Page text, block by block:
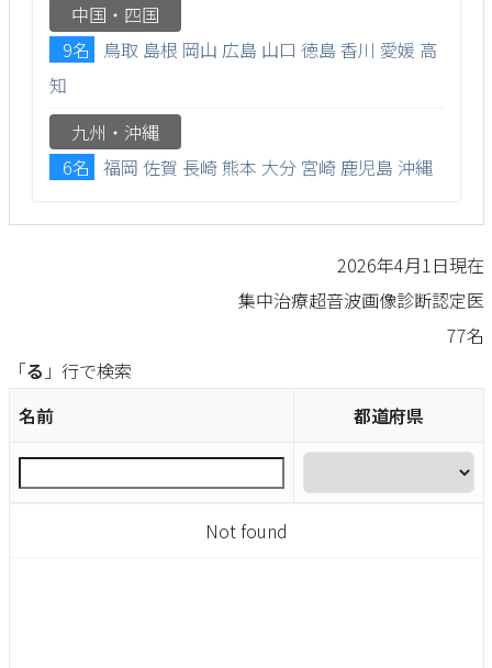
中国・四国
9名
鳥取 島根 岡山 広島 山口 徳島 香川 愛媛 高
知
九州・沖縄
6名 福岡 佐賀 長崎熊本 大分 宮崎 鹿児島 沖縄
2026年4月1日現在
集中治療超音波画像診断認定医
77名
「る 」行で検索
名前
都道府県
Not found